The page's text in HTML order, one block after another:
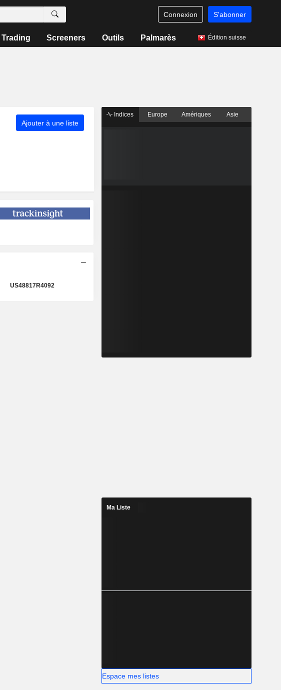
Connexion S'abonner
Trading Screeners Outils Palmarès Édition suisse
Ajouter à une liste
US48817R4092
Indices Europe Amériques Asie
Ma Liste
Espace mes listes